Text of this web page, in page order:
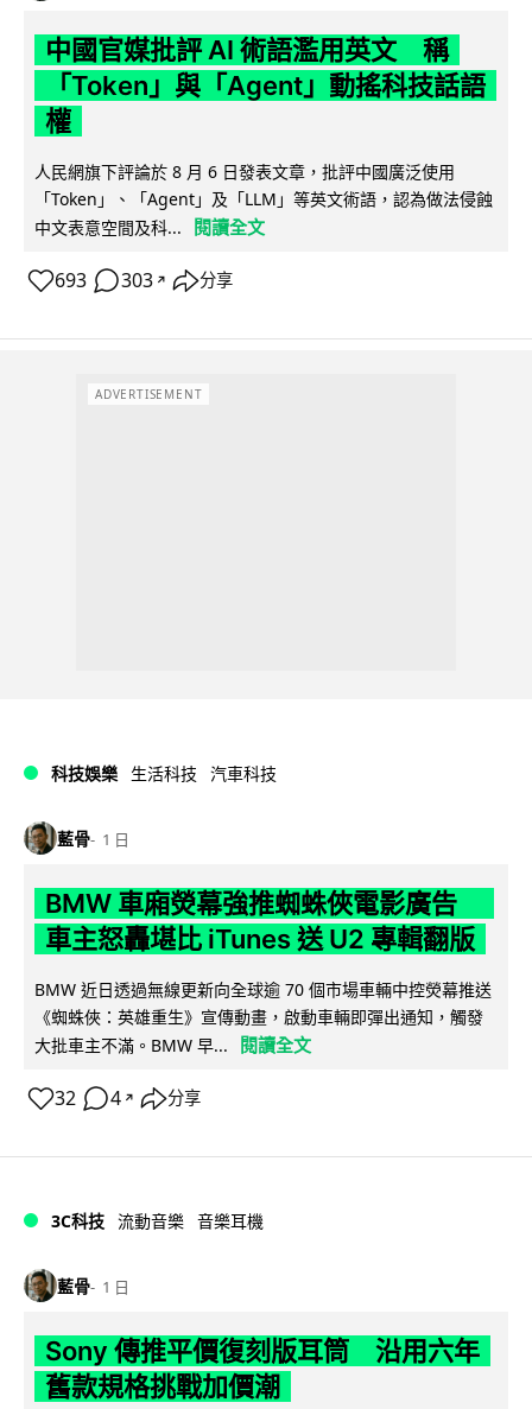
中國官媒批評 AI 術語濫用英文 稱
「Token」與「Agent」動搖科技話語
權
人民網旗下評論於 8 月 6 日發表文章，批評中國廣泛使用
「Token」、「Agent」及「LLM」等英文術語，認為做法侵蝕
中文表意空間及科...
閱讀全文
693 303 ↗ 分享
ADVERTISEMENT
科技娛樂 生活科技 汽車科技
藍骨 1 日
BMW 車廂熒幕強推蜘蛛俠電影廣告
車主怒轟堪比 iTunes 送 U2 專輯翻版
BMW 近日透過無線更新向全球逾 70 個市場車輛中控熒幕推送
《蜘蛛俠：英雄重生》宣傳動畫，啟動車輛即彈出通知，觸發
大批車主不滿。BMW 早...
閱讀全文
32 4 ↗ 分享
3C科技 流動音樂 音樂耳機
藍骨 1 日
Sony 傳推平價復刻版耳筒 沿用六年
舊款規格挑戰加價潮